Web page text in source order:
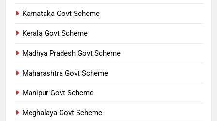
Karnataka Govt Scheme
Kerala Govt Scheme
Madhya Pradesh Govt Scheme
Maharashtra Govt Scheme
Manipur Govt Scheme
Meghalaya Govt Scheme